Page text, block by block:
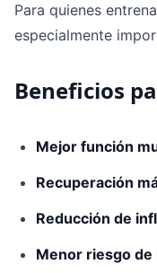
Para quienes
especialmente
Beneficios
Mejor función
Recuperación
Reducción de
Menor riesgo de